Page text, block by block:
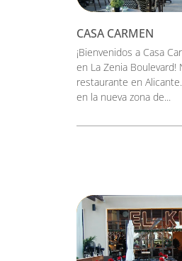
CASA CARMEN
¡Bienvenidos a Casa
en La Zenia
restaurante en
en la nueva zona de...